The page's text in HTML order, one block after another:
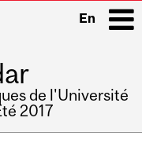
En
de l'Université
2017